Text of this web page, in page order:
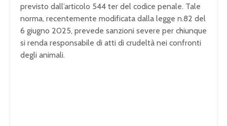
previsto dall’articolo 544 ter del codice penale. Tale
norma, recentemente modificata dalla legge n.82 del
6 giugno 2025, prevede sanzioni severe per chiunque
si renda responsabile di atti di crudeltà nei confronti
degli animali.